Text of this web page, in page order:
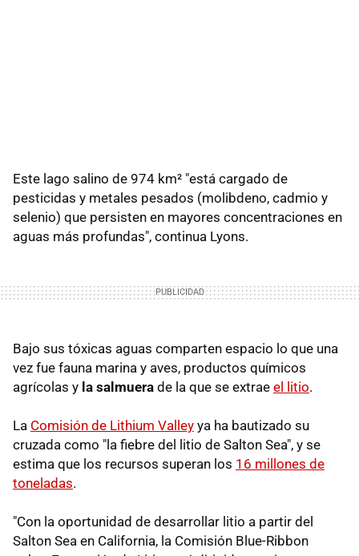
Este lago salino de 974 km² "está cargado de
pesticidas y metales pesados ​​(molibdeno, cadmio y
selenio) que persisten en mayores concentraciones en
aguas más profundas", continua Lyons.
Bajo sus tóxicas aguas comparten espacio lo que una
vez fue fauna marina y aves, productos químicos
agrícolas y la salmuera de la que se extrae el litio.
La Comisión de Lithium Valley ya ha bautizado su
cruzada como "la fiebre del litio de Salton Sea", y se
estima que los recursos superan los 16 millones de
toneladas.
"Con la oportunidad de desarrollar litio a partir del
Salton Sea en California, la Comisión Blue-Ribbon